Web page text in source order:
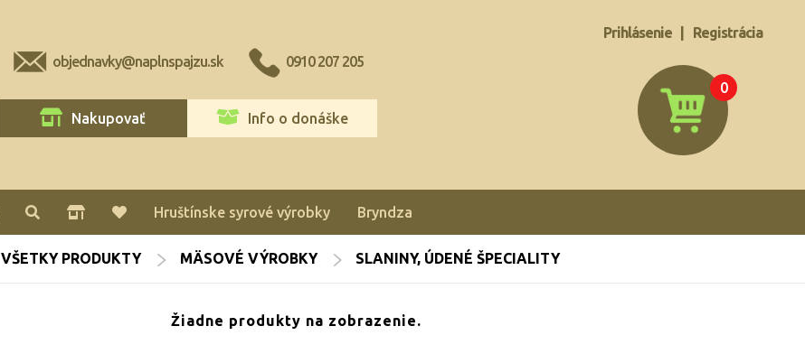
objednavky@naplnspajzu.sk 0910 207 205
Nakupovať Info o donáške
Prihlásenie Registrácia
0
Hruštínske syrové výrobky Bryndza
VŠETKY PRODUKTY MÄSOVÉ VÝROBKY SLANINY, ÚDENÉ ŠPECIALITY
Žiadne produkty na zobrazenie.